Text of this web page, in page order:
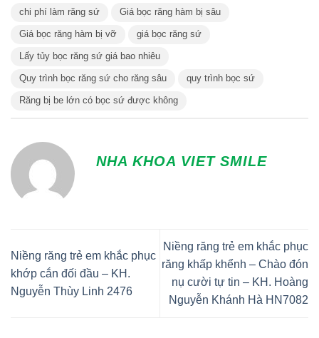
chi phí làm răng sứ Giá bọc răng hàm bị sâu
Giá bọc răng hàm bị vỡ giá bọc răng sứ
Lấy tủy bọc răng sứ giá bao nhiêu
Quy trình bọc răng sứ cho răng sâu quy trình bọc sứ
Răng bị be lớn có bọc sứ được không
NHA KHOA VIET SMILE
Niềng răng trẻ em khắc phục
khớp cắn đối đầu – KH.
Nguyễn Thùy Linh 2476
Niềng răng trẻ em khắc phục
răng khấp khểnh – Chào đón
nụ cười tự tin – KH. Hoàng
Nguyễn Khánh Hà HN7082